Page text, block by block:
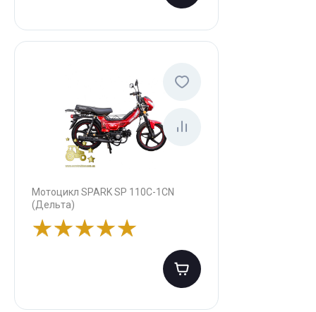
Мотоцикл SPARK SP 110C-1CN
(Дельта)